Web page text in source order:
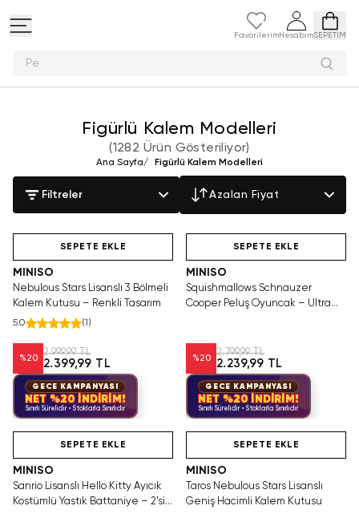
Favorilerim HesabımSEPETİM
Peluş oyunca
Figürlü Kalem Modelleri
(1282 Ürün Gösteriliyor)
Ana Sayfa/ Figürlü Kalem Modelleri
Filtreler Azalan Fiyat
SEPETE EKLE
MINISO
Nebulous Stars Lisanslı 3 Bölmeli
Kalem Kutusu – Renkli Tasarım
5.0 (1 )
%20
2.999,99 TL
2.399,99 TL
GECE KAMPANYASI
NET %20 İNDİRİM!
Sınırlı Sürelidir • Stoklarla Sınırlıdır
Tükenmeden Satın Al
SEPETE EKLE
MINISO
Squishmallows Schnauzer
Cooper Peluş Oyuncak – Ultra
%20
2.799,99 TL
2.239,99 TL
GECE KAMPANYASI
NET %20 İNDİRİM!
Sınırlı Sürelidir • Stoklarla Sınırlıdır
SEPETE EKLE
MINISO
Sanrio Lisanslı Hello Kitty Ayıcık
Kostümlü Yastık Battaniye – 2’si 1
SEPETE EKLE
MINISO
Taros Nebulous Stars Lisanslı
Geniş Hacimli Kalem Kutusu